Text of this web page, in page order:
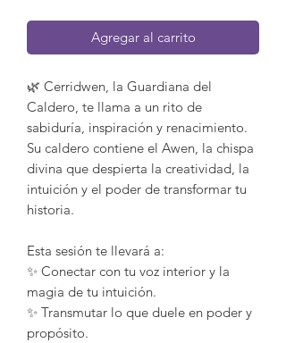
Agregar al carrito
🌿 Cerridwen, la Guardiana del
Caldero, te llama a un rito de
sabiduría, inspiración y renacimiento.
Su caldero contiene el Awen, la chispa
divina que despierta la creatividad, la
intuición y el poder de transformar tu
historia.
Esta sesión te llevará a:
✨ Conectar con tu voz interior y la
magia de tu intuición.
✨ Transmutar lo que duele en poder y
propósito.